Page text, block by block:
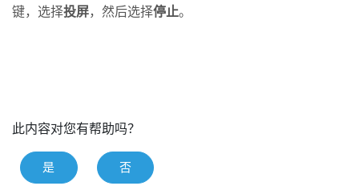
键，选择投屏，然后选择停止。
此内容对您有帮助吗？
是 否